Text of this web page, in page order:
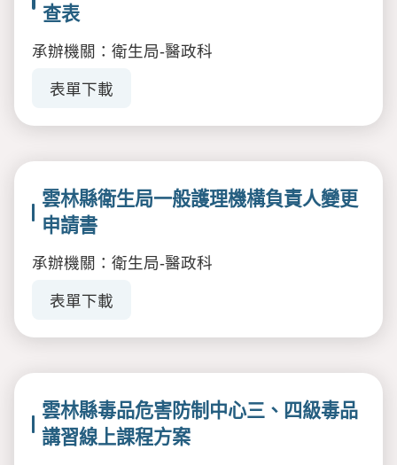
查表
承辦機關：衛生局-醫政科
表單下載
雲林縣衛生局一般護理機構負責人變更
申請書
承辦機關：衛生局-醫政科
表單下載
雲林縣毒品危害防制中心三、四級毒品
講習線上課程方案